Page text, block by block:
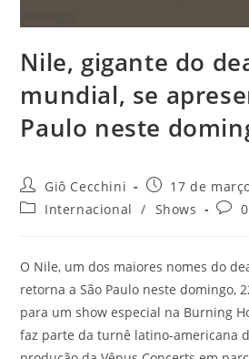
Nile, gigante do
mundial, se
Paulo neste
Autor
do
post:
Giô Cecchini
Post
publicado:
17 de
Categoria
Internacional / Shows
O Nile, um dos maiores nomes do
retorna a São Paulo neste domingo,
para um show especial na Burning
faz parte da turnê latino-americana